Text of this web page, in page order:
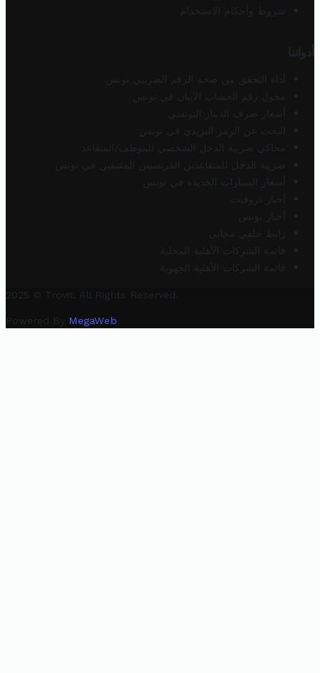
شروط وأحكام الاستخدام
أدواتنا
أداة التحقق من صحة الرقم الضريبي تونس
محول رقم الحساب الآيبان في تونس
أسعار صرف الدينار التونسي
البحث عن الرمز البريدي في تونس
محاكي ضريبة الدخل الشخصي للموظف/المتقاعد
ضريبة الدخل للمتقاعدين الفرنسيين المقيمين في تونس
أسعار السيارات الجديدة في تونس
أخبار تروفيت
أخبار تونس
رابط خلفي مجاني
قائمة الشركات الأهلية المحلية
قائمة الشركات الأهلية الجهوية
2025 © Trovit. All Rights Reserved.
Powered By MegaWeb